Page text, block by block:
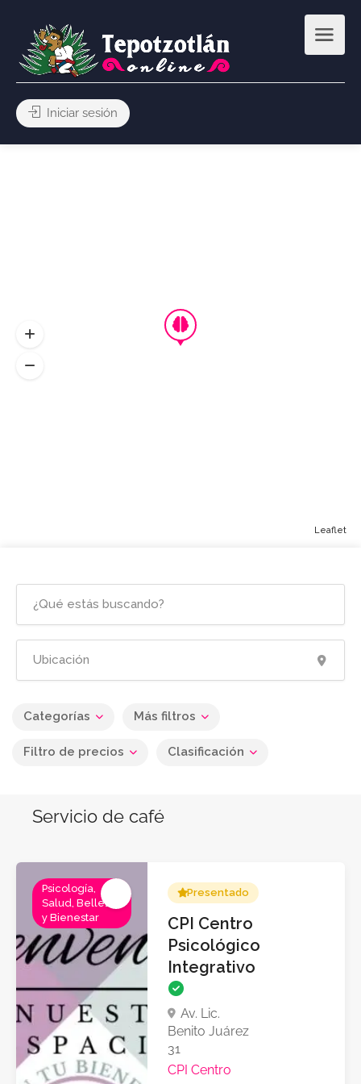
Iniciar sesión
Categorías Más filtros
Filtro de precios Clasificación
Servicio de café
Psicología,
Salud, Belleza
y Bienestar
Presentado
CPI Centro
Psicológico
Integrativo
Av. Lic.
Benito Juárez
31
CPI Centro
Leaflet